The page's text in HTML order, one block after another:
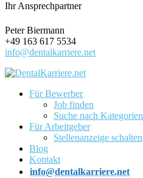
Ihr Ansprechpartner
Peter Biermann
+49 163 617 5534
info@dentalkarriere.net
Für Bewerber
Job finden
Suche nach Kategorien
Für Arbeitgeber
Stellenanzeige schalten
Blog
Kontakt
info@dentalkarriere.net